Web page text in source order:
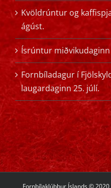
Kvöldrúntur og
ágúst.
Ísrúntur
Fornbíladagur í
laugardaginn 25. júlí.